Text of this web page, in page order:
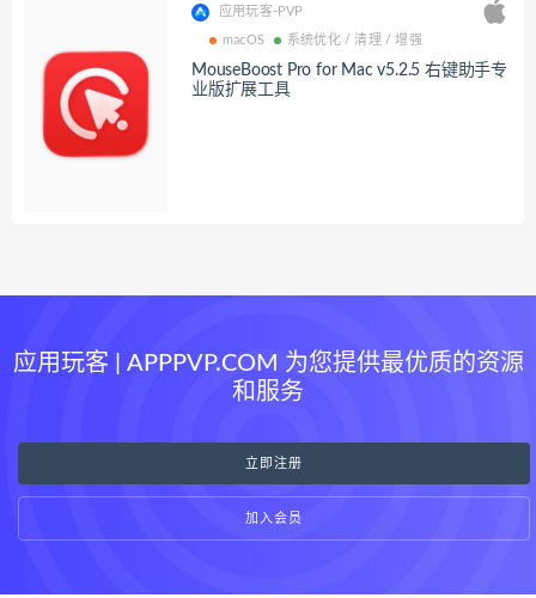
应用玩客-PVP
macOS 系统优化 / 清理 / 增强
MouseBoost Pro for Mac v5.2.5 右键助手专
业版扩展工具
应用玩客 | APPPVP.COM 为您提供最优质的资源
和服务
立即注册
加入会员